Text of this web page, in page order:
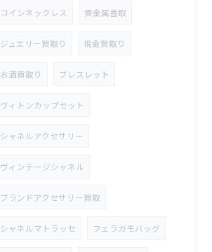
コインネックレス 貴金属香取
ジュエリー買取り 現金買取り
お酒買取り ブレスレット
ヴィトンカップセット
シャネルアクセサリー
ヴィンテージシャネル
ブランドアクセサリー買取
シャネルマトラッセ フェラガモバッグ